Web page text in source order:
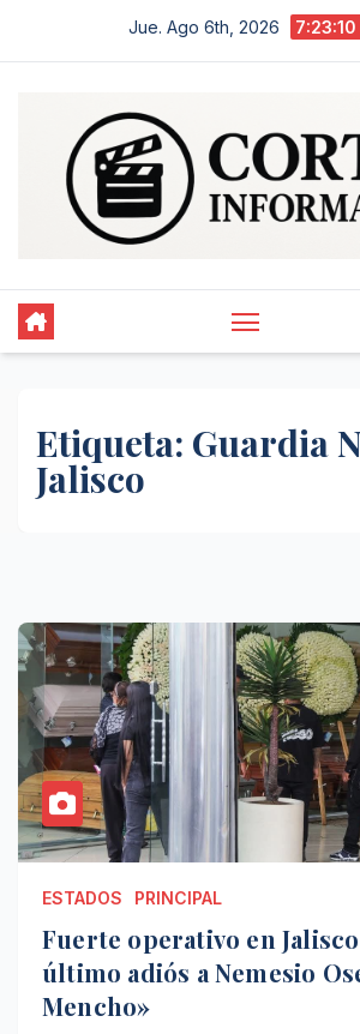
Jue. Ago 6th, 2026 7:23:10
Etiqueta: Guardia
Jalisco
ESTADOS PRINCIPAL
Fuerte operativo en
último adiós a Nemesio
Mencho»